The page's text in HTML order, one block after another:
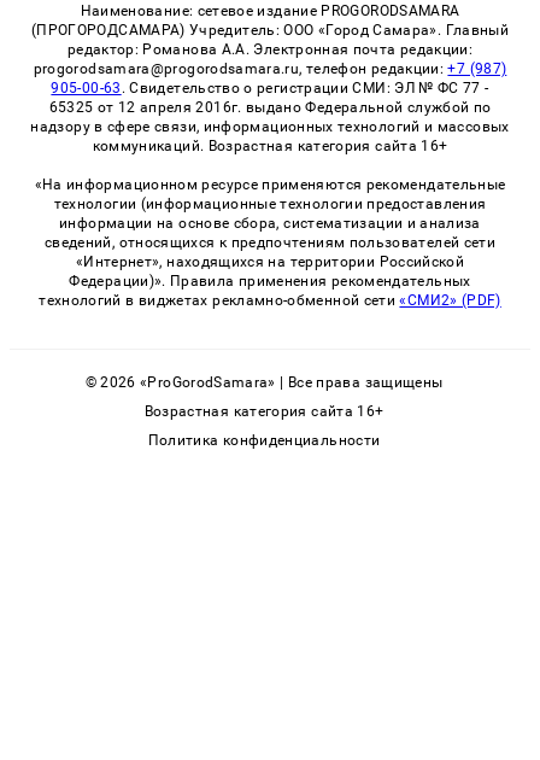
Наименование: сетевое издание PROGORODSAMARA
(ПРОГОРОДСАМАРА) Учредитель: ООО «Город Самара». Главный
редактор: Романова А.А. Электронная почта редакции:
progorodsamara@progorodsamara.ru, телефон редакции:+7 (987)
905-00-63 . Свидетельство о регистрации СМИ: ЭЛ № ФС 77 -
65325 от 12 апреля 2016г. выдано Федеральной службой по
надзору в сфере связи, информационных технологий и массовых
коммуникаций. Возрастная категория сайта 16+
«На информационном ресурсе применяются рекомендательные
технологии (информационные технологии предоставления
информации на основе сбора, систематизации и анализа
сведений, относящихся к предпочтениям пользователей сети
«Интернет», находящихся на территории Российской
Федерации)». Правила применения рекомендательных
технологий в виджетах рекламно-обменной сети«СМИ2» (PDF)
© 2026 «ProGorodSamara» | Все права защищены
Возрастная категория сайта 16+
Политика конфиденциальности